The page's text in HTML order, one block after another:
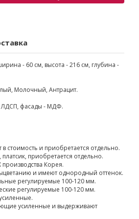
- 60 см, высота - 216 см, глубина -
Молочный, Антрацит.
ЛДСП, фасады - МДФ.
стоимость и приобретается отдельно.
приобретается отдельно.
Корея.
и имеют однородный оттенок.
регулируемые 100-120 мм.
регулируемые 100-120 мм.
усиленные и выдерживают